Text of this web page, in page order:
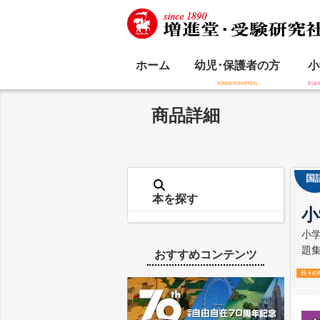
ホーム 幼児･保護者の方
商品詳細
本を探す
おすすめコンテンツ
国
小
題
日々の